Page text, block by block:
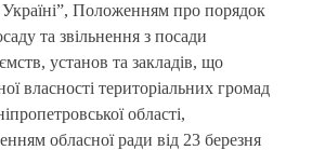
Положенням про порядок
та звільнення з посади
установ та закладів, що
власності територіальних громад
області,
обласної ради від 23 березня